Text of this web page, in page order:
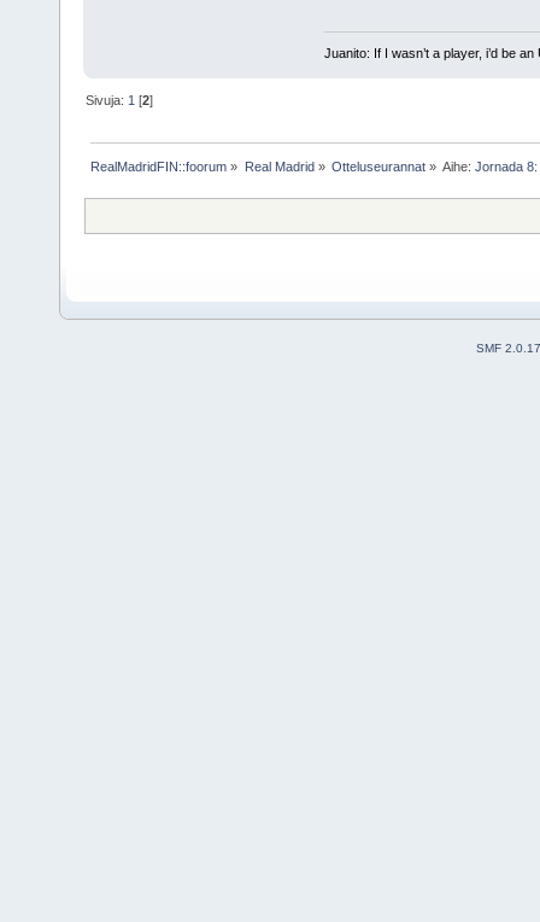
Juanito: If I wasn’t a player, i’d be an
Sivuja: 1 [2]
RealMadridFIN::foorum » Real Madrid» Otteluseurannat» Aihe:Jornada 8:
SMF 2.0.17